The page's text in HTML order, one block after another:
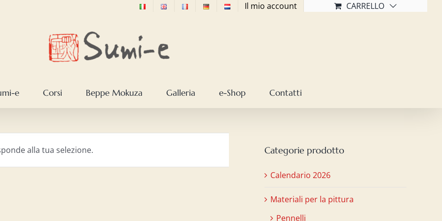
Il mio account CARRELLO
e Corsi Beppe Mokuza Galleria e-Shop Contatti
alla tua selezione. Categorie prodotto
Calendario 2026
Materiali per la pittura
Pennelli